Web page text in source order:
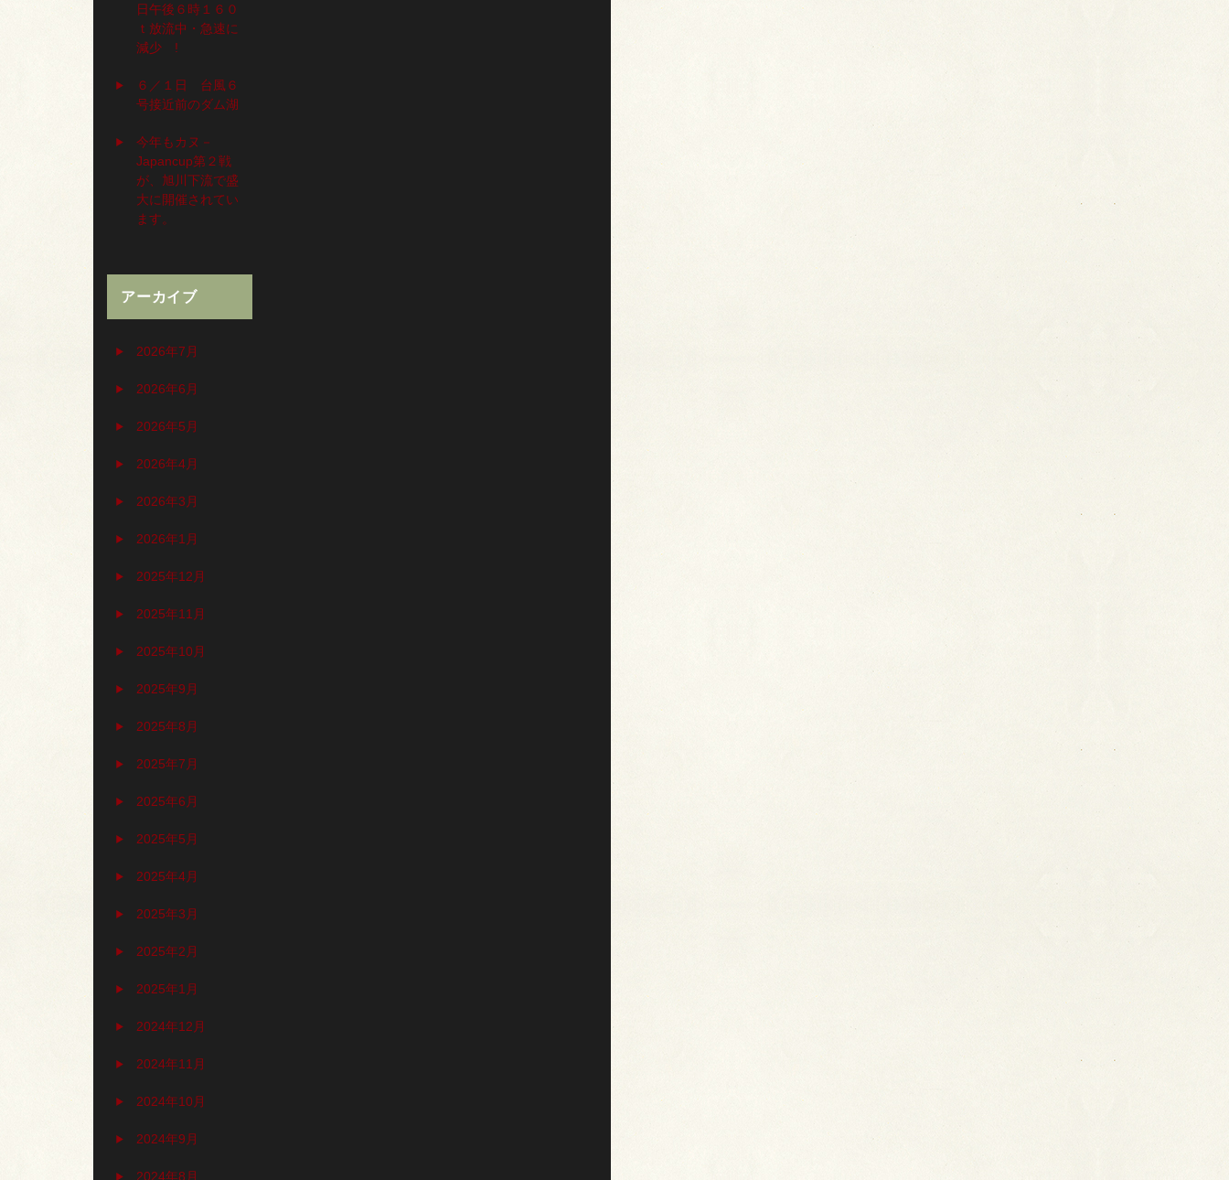
日午後６時１６０
ｔ放流中・急速に
減少 !
６／１日 台風６
号接近前のダム湖
今年もカヌ－
Japancup第２戦
が、旭川下流で盛
大に開催されてい
ます。
アーカイブ
2026年7月
2026年6月
2026年5月
2026年4月
2026年3月
2026年1月
2025年12月
2025年11月
2025年10月
2025年9月
2025年8月
2025年7月
2025年6月
2025年5月
2025年4月
2025年3月
2025年2月
2025年1月
2024年12月
2024年11月
2024年10月
2024年9月
2024年8月